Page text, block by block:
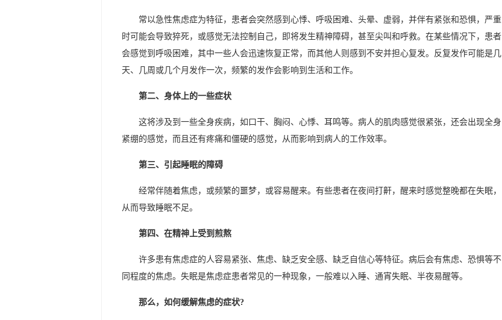
常以急性焦虑症为特征，患者会突然感到心悸、呼吸困难、头晕、虚弱，并伴有紧张和恐惧，严重
时可能会导致猝死，或感觉无法控制自己，即将发生精神障碍，甚至尖叫和呼救。在某些情况下，患者
会感觉到呼吸困难，其中一些人会迅速恢复正常，而其他人则感到不安并担心复发。反复发作可能是几
天、几周或几个月发作一次，频繁的发作会影响到生活和工作。
第二、身体上的一些症状
这将涉及到一些全身疾病，如口干、胸闷、心悸、耳鸣等。病人的肌肉感觉很紧张，还会出现全身
紧绷的感觉，而且还有疼痛和僵硬的感觉，从而影响到病人的工作效率。
第三、引起睡眠的障碍
经常伴随着焦虑，或频繁的噩梦，或容易醒来。有些患者在夜间打鼾，醒来时感觉整晚都在失眠，
从而导致睡眠不足。
第四、在精神上受到煎熬
许多患有焦虑症的人容易紧张、焦虑、缺乏安全感、缺乏自信心等特征。病后会有焦虑、恐惧等不
同程度的焦虑。失眠是焦虑症患者常见的一种现象，一般难以入睡、通宵失眠、半夜易醒等。
那么，如何缓解焦虑的症状?